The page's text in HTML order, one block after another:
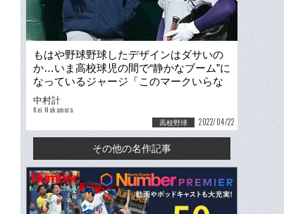
もはや野球野球したデザインはダサいの
か…いま高校球児の間で“静かなブーム”に
なっているジャージ「このマークいらな
いんだよな」の声
中村計
Kei Nakamura
高校野球 2022/04/22
その他の名作記事